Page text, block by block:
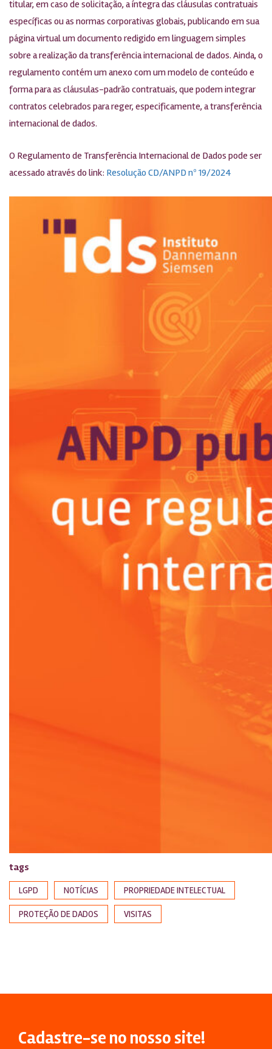
titular, em caso de solicitação, a íntegra das cláusulas contratuais
específicas ou as normas corporativas globais, publicando em sua
página virtual um documento redigido em linguagem simples
sobre a realização da transferência internacional de dados. Ainda, o
regulamento contém um anexo com um modelo de conteúdo e
forma para as cláusulas-padrão contratuais, que podem integrar
contratos celebrados para reger, especificamente, a transferência
internacional de dados.
O Regulamento de Transferência Internacional de Dados pode ser
acessado através do link: Resolução CD/ANPD nº 19/2024
tags
LGPD NOTÍCIAS PROPRIEDADE INTELECTUAL
PROTEÇÃO DE DADOS VISITAS
Cadastre-se no nosso site!